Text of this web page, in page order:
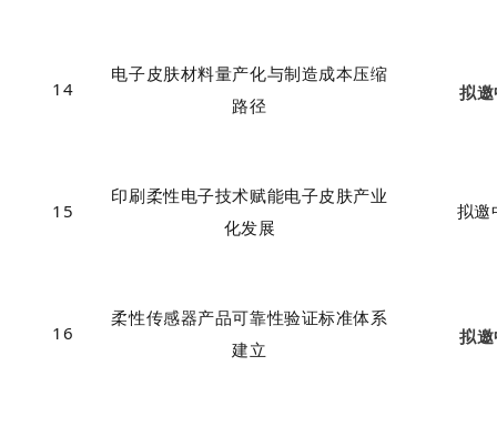
14
电子皮肤材料量产化与制造成本压缩
路径
拟
15
印刷柔性电子技术赋能电子皮肤产业
化发展
拟
16
柔性传感器产品可靠性验证标准体系
建立
拟